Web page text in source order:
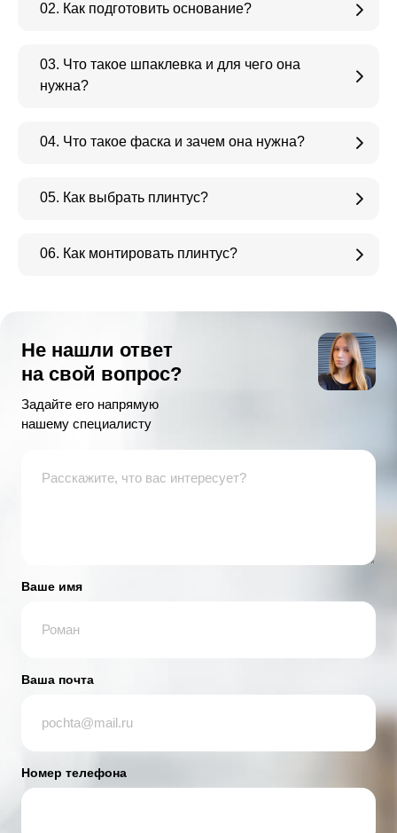
02. Как подготовить основание?
03. Что такое шпаклевка и для чего она
нужна?
04. Что такое фаска и зачем она нужна?
05. Как выбрать плинтус?
06. Как монтировать плинтус?
Не нашли ответ
на свой вопрос?
Задайте его напрямую
нашему специалисту
Ваше имя
Ваша почта
Номер телефона